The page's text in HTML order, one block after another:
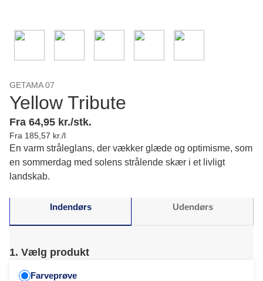
GETAMA 07
Yellow Tribute
Fra 64,95 kr./stk.
Fra 185,57 kr./l
En varm stråleglans, der vækker glæde og optimisme, som
en sommerdag med solens strålende skær i et livligt
landskab.
Indendørs Udendørs
1. Vælg produkt
Farveprøve